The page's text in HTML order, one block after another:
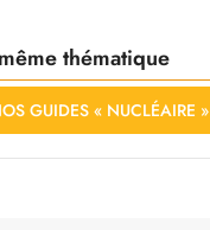
thématique
GUIDES « NUCLÉAIRE »